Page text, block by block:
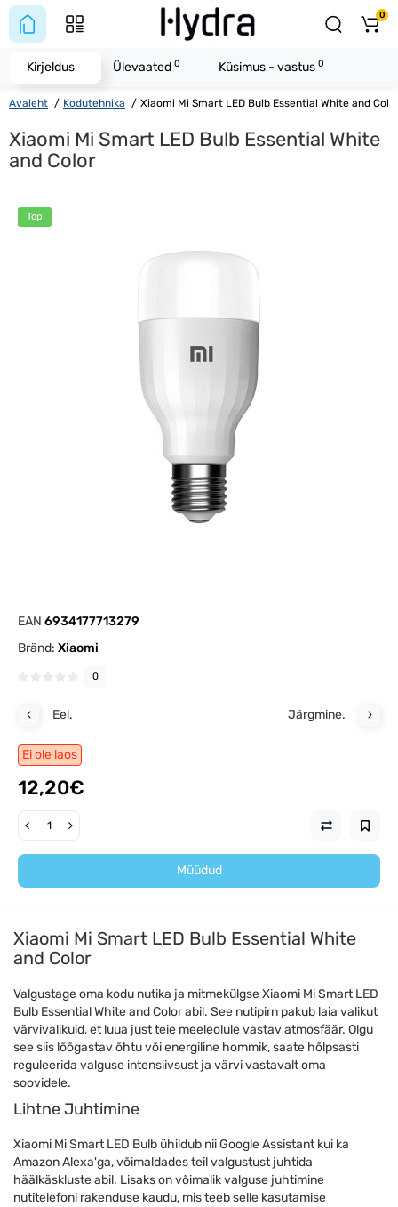
0
Avaleht Kodutehnika Xiaomi Mi Smart LED Bulb Essential White and
Xiaomi Mi Smart LED Bulb Essential White
and Color
Top
EAN 6934177713279
Bränd: Xiaomi
0
Eel. Järgmine.
Ei ole laos
12,20€
Müüdud
Kirjeldus Ülevaated 0 Küsimus - vastus 0
Xiaomi Mi Smart LED Bulb Essential White
and Color
Valgustage oma kodu nutika ja mitmekülgse Xiaomi Mi Smart LED
Bulb Essential White and Color abil. See nutipirn pakub laia valikut
värvivalikuid, et luua just teie meeleolule vastav atmosfäär. Olgu
see siis lõõgastav õhtu või energiline hommik, saate hõlpsasti
reguleerida valguse intensiivsust ja värvi vastavalt oma
soovidele.
Lihtne Juhtimine
Xiaomi Mi Smart LED Bulb ühildub nii Google Assistant kui ka
Amazon Alexa'ga, võimaldades teil valgustust juhtida
häälkäskluste abil. Lisaks on võimalik valguse juhtimine
nutitelefoni rakenduse kaudu, mis teeb selle kasutamise